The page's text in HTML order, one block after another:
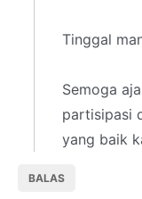
Tinggal
Semoga
partisipasi
yang baik
BALAS